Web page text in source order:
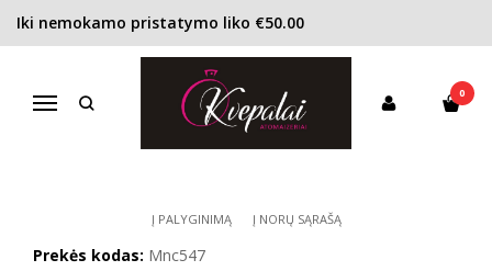
Iki nemokamo pristatymo liko €50.00
Navigacija
0
Pagrindinis KONCENTRACIJA
Kvapusis vanduo (EDP)
Moncler Pour Homme EDP vyrams
MONCLER POUR HOMME EDP
Į PALYGINIMĄ Į NORŲ SĄRAŠĄ
Prekės kodas: Mnc547